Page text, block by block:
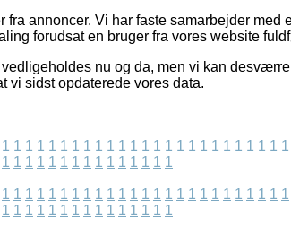
annoncer. Vi har faste samarbejder med
forudsat en bruger fra vores website
nu og da, men vi kan
vi sidst opdaterede vores data.
1 1 1 1 1 1 1 1 1 1 1 1 1 1 1 1 1 1 1 1 1 1 1 1 1
1 1 1 1 1 1 1 1 1 1 1 1 1 1 1
1 1 1 1 1 1 1 1 1 1 1 1 1 1 1 1 1 1 1 1 1 1 1 1 1
1 1 1 1 1 1 1 1 1 1 1 1 1 1 1